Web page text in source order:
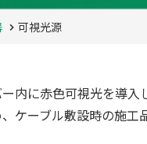
可視光源
内に赤色可視光を導入
ケーブル敷設時の施工